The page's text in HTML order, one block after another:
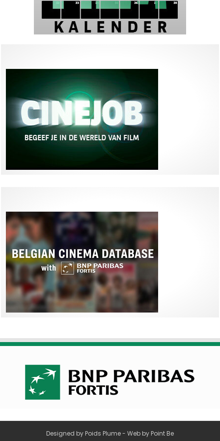
Designed by Poids Plume- Web by Point Be